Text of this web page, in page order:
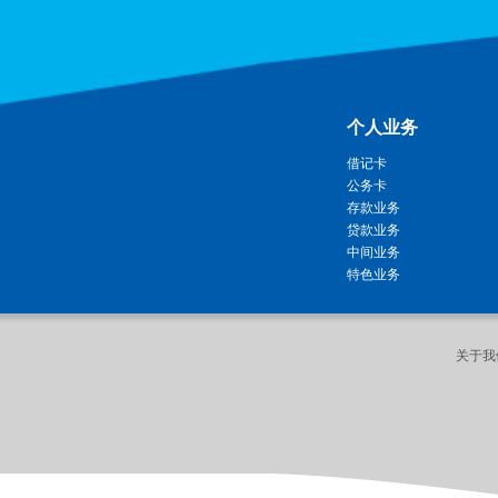
个人业务
借记卡
公务卡
存款业务
贷款业务
中间业务
特色业务
关于